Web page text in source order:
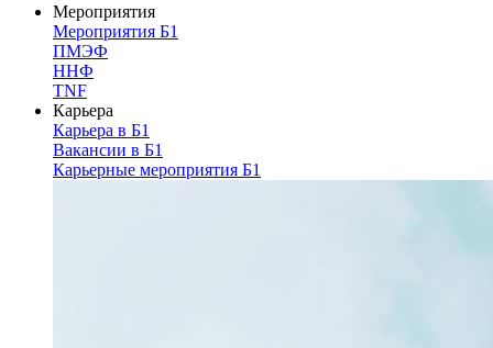
Мероприятия
Мероприятия Б1
ПМЭФ
ННФ
TNF
Карьера
Карьера в Б1
Вакансии в Б1
Карьерные мероприятия Б1